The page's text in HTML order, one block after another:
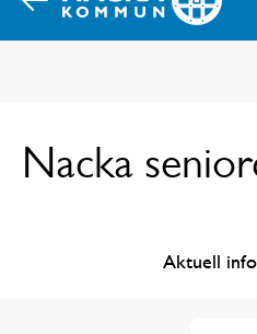
Nacka
Aktuell